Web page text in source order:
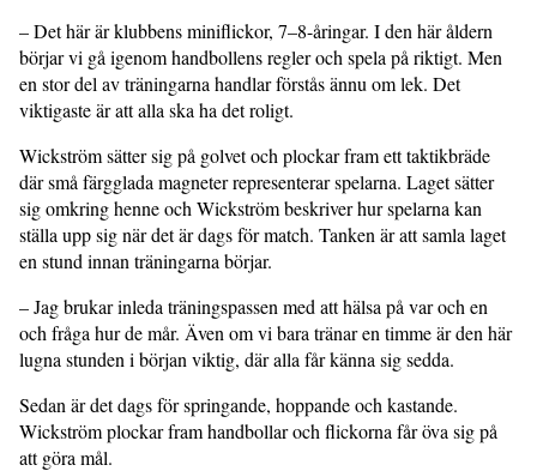
– Det här är klubbens miniflickor, 7–8-åringar. I den här åldern
börjar vi gå igenom handbollens regler och spela på riktigt. Men
en stor del av träningarna handlar förstås ännu om lek. Det
viktigaste är att alla ska ha det roligt.
Wickström sätter sig på golvet och plockar fram ett taktikbräde
där små färgglada magneter representerar spelarna. Laget sätter
sig omkring henne och Wickström beskriver hur spelarna kan
ställa upp sig när det är dags för match. Tanken är att samla laget
en stund innan träningarna börjar.
– Jag brukar inleda träningspassen med att hälsa på var och en
och fråga hur de mår. Även om vi bara tränar en timme är den här
lugna stunden i början viktig, där alla får känna sig sedda.
Sedan är det dags för springande, hop­pande och kastande.
Wickström plockar fram handbollar och flickorna får öva sig på
att göra mål.